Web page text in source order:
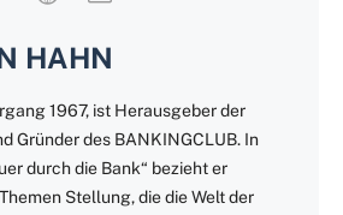
HAHN
1967, ist Herausgeber der
Gründer des BANKINGCLUB. In
durch die Bank“ bezieht er
Stellung, die die Welt der